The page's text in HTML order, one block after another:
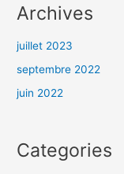
Archives
juillet 2023
septembre 2022
juin 2022
Categories